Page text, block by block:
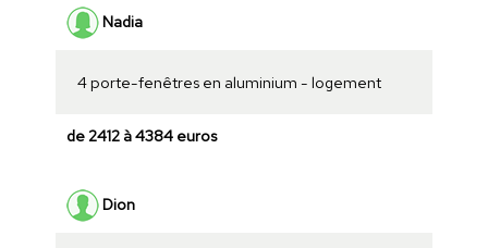
Nadia
4 porte-fenêtres en aluminium - logement
de 2412 à 4384 euros
Dion